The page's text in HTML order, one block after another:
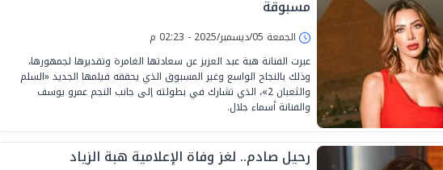
مسبوقة
الجمعة 05/ديسمبر/2025 - 02:23 م
عبرت الفنانة هبة عبد العزيز عن سعادتها الغامرة وتقديرها لجمهورها،
وذلك بالنجاح الواسع وغير المسبوق الذي يحققه فيلمها الجديد «السلم
والثعبان 2»، الذي تشارك في بطولته إلى جانب النجم عمرو يوسف
والفنانة أسماء جلال.
رحيل صادم.. لغز وفاة الإعلامية هبة الزياد